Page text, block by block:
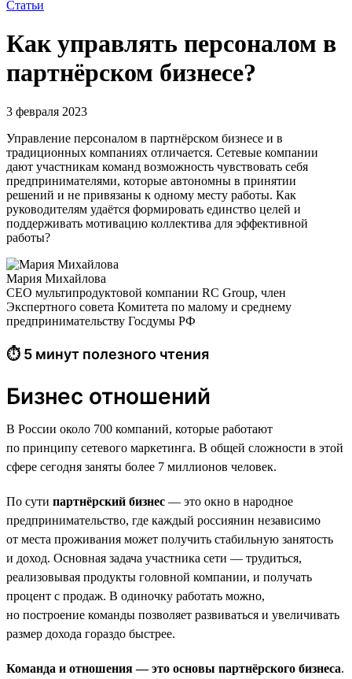
Статьи
Как управлять персоналом в
партнёрском бизнесе?
3 февраля 2023
Управление персоналом в партнёрском бизнесе и в
традиционных компаниях отличается. Сетевые компании
дают участникам команд возможность чувствовать себя
предпринимателями, которые автономны в принятии
решений и не привязаны к одному месту работы. Как
руководителям удаётся формировать единство целей и
поддерживать мотивацию коллектива для эффективной
работы?
Мария Михайлова
CEO мультипродуктовой компании RC Group, член
Экспертного совета Комитета по малому и среднему
предпринимательству Госдумы РФ
⏱ 5 минут полезного чтения
Бизнес отношений
В России около 700 компаний, которые работают
по принципу сетевого маркетинга. В общей сложности в этой
сфере сегодня заняты более 7 миллионов человек.
По сути партнёрский бизнес — это окно в народное
предпринимательство, где каждый россиянин независимо
от места проживания может получить стабильную занятость
и доход. Основная задача участника сети — трудиться,
реализовывая продукты головной компании, и получать
процент с продаж. В одиночку работать можно,
но построение команды позволяет развиваться и увеличивать
размер дохода гораздо быстрее.
Команда и отношения — это основы партнёрского бизнеса.